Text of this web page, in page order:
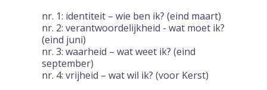
nr. 1: identiteit – wie ben ik? (eind maart)
nr. 2: verantwoordelijkheid - wat moet ik?
(eind juni)
nr. 3: waarheid – wat weet ik? (eind
september)
nr. 4: vrijheid – wat wil ik? (voor Kerst)